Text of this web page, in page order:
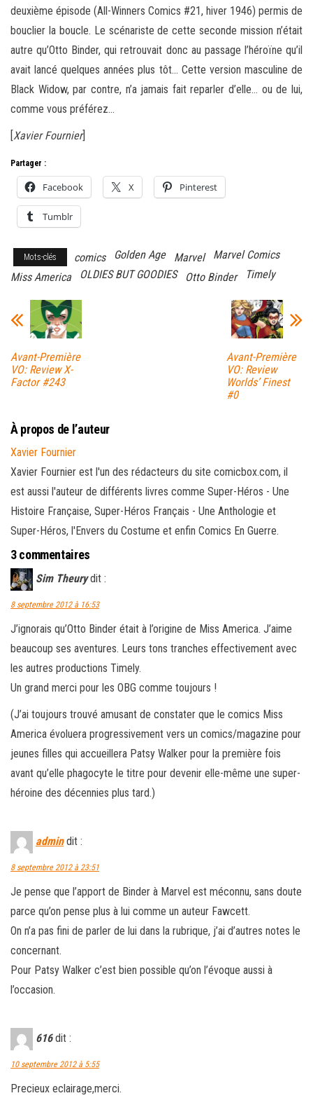
deuxième épisode (All-Winners Comics #21, hiver 1946) permis de
bouclier la boucle. Le scénariste de cette seconde mission n’était
autre qu’Otto Binder, qui retrouvait donc au passage l’héroïne qu’il
avait lancé quelques années plus tôt… Cette version masculine de
Black Widow, par contre, n’a jamais fait reparler d’elle… ou de lui,
comme vous préférez…
[Xavier Fournier]
Partager :
Facebook X Pinterest
Tumblr
Mots-clés comics Golden Age Marvel
Marvel Comics
Miss America
OLDIES BUT GOODIES Otto Binder Timely
Avant-Première
VO: Review X-
Factor #243
Avant-Première
VO: Review
Worlds’ Finest
#0
À propos de l’auteur
Xavier Fournier
Xavier Fournier est l'un des rédacteurs du site comicbox.com, il
est aussi l'auteur de différents livres comme Super-Héros - Une
Histoire Française, Super-Héros Français - Une Anthologie et
Super-Héros, l'Envers du Costume et enfin Comics En Guerre.
3 commentaires
Sim Theury dit :
8 septembre 2012 à 16:53
J’ignorais qu’Otto Binder était à l’origine de Miss America. J’aime
beaucoup ses aventures. Leurs tons tranches effectivement avec
les autres productions Timely.
Un grand merci pour les OBG comme toujours !
(J’ai toujours trouvé amusant de constater que le comics Miss
America évoluera progressivement vers un comics/magazine pour
jeunes filles qui accueillera Patsy Walker pour la première fois
avant qu’elle phagocyte le titre pour devenir elle-même une super-
héroine des décennies plus tard.)
admin dit :
8 septembre 2012 à 23:51
Je pense que l’apport de Binder à Marvel est méconnu, sans doute
parce qu’on pense plus à lui comme un auteur Fawcett.
On n’a pas fini de parler de lui dans la rubrique, j’ai d’autres notes le
concernant.
Pour Patsy Walker c’est bien possible qu’on l’évoque aussi à
l’occasion.
616 dit :
10 septembre 2012 à 5:55
Precieux eclairage,merci.